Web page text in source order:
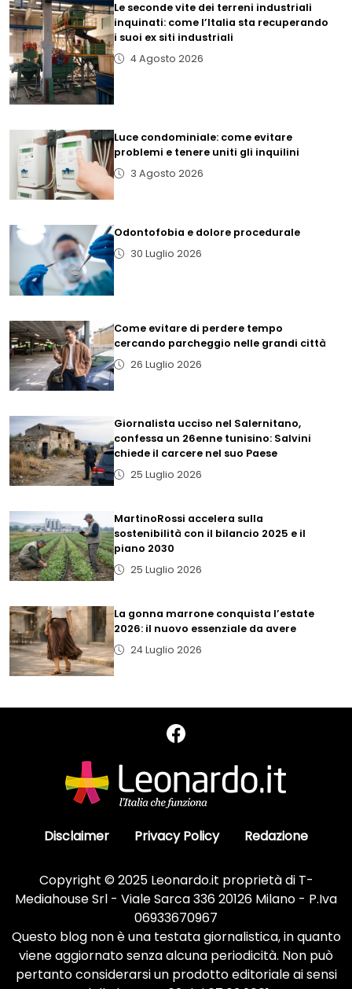
Le seconde vite dei terreni industriali
inquinati: come l’Italia sta recuperando
i suoi ex siti industriali
4 Agosto 2026
Luce condominiale: come evitare
problemi e tenere uniti gli inquilini
3 Agosto 2026
Odontofobia e dolore procedurale
30 Luglio 2026
Come evitare di perdere tempo
cercando parcheggio nelle grandi città
26 Luglio 2026
Giornalista ucciso nel Salernitano,
confessa un 26enne tunisino: Salvini
chiede il carcere nel suo Paese
25 Luglio 2026
MartinoRossi accelera sulla
sostenibilità con il bilancio 2025 e il
piano 2030
25 Luglio 2026
La gonna marrone conquista l’estate
2026: il nuovo essenziale da avere
24 Luglio 2026
Disclaimer Privacy Policy Redazione
Copyright © 2025 Leonardo.it proprietà di T-
Mediahouse Srl - Viale Sarca 336 20126 Milano - P.Iva
06933670967
Questo blog non è una testata giornalistica, in quanto
viene aggiornato senza alcuna periodicità. Non può
pertanto considerarsi un prodotto editoriale ai sensi